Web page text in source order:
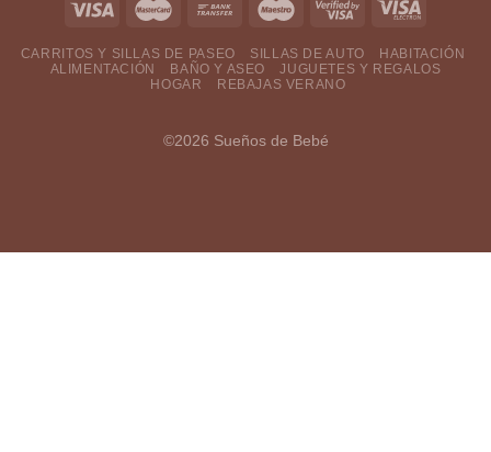
CARRITOS Y SILLAS DE PASEO SILLAS DE AUTO
HABITACIÓN
ALIMENTACIÓN
BAÑO Y ASEO
JUGUETES Y REGALOS
HOGAR
REBAJAS VERANO
©2026 Sueños de Bebé